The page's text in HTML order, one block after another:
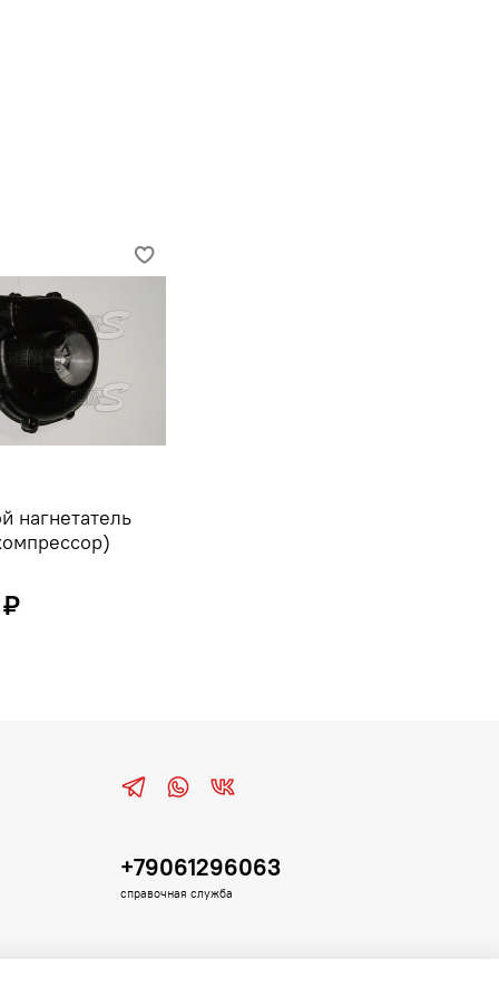
нагнетатель
+79061296063
справочная служба